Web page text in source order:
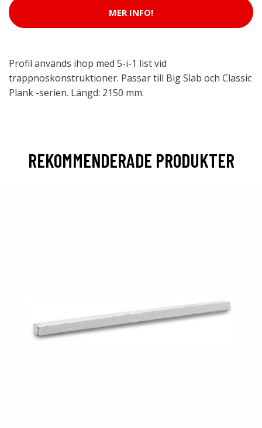
MER INFO!
Profil används ihop med 5-i-1 list vid
trappnoskonstruktioner. Passar till Big Slab och Classic
Plank -serien. Längd: 2150 mm.
REKOMMENDERADE PRODUKTER